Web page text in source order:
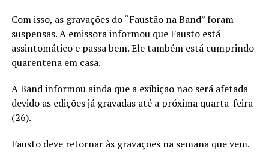
Com isso, as gravações do “Faustão na Band” foram
suspensas. A emissora informou que Fausto está
assintomático e passa bem. Ele também está cumprindo
quarentena em casa.
A Band informou ainda que a exibição não será afetada
devido as edições já gravadas até a próxima quarta-feira
(26).
Fausto deve retornar às gravações na semana que vem.